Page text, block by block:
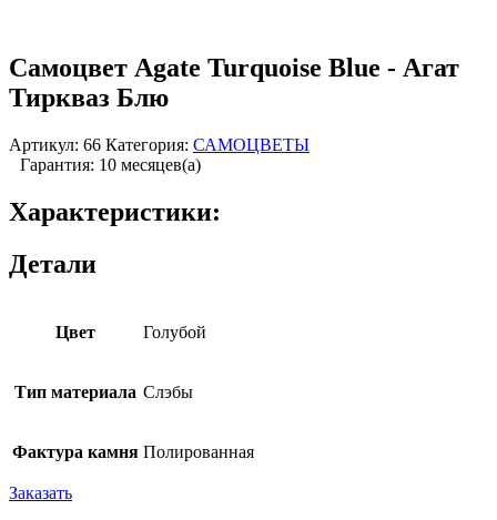
Самоцвет Agate Turquoise Blue - Агат
Тиркваз Блю
Артикул: 66 Категория: САМОЦВЕТЫ
Гарантия: 10 месяцев(а)
Характеристики:
Детали
Цвет Голубой
Тип материала Слэбы
Фактура камня Полированная
Заказать